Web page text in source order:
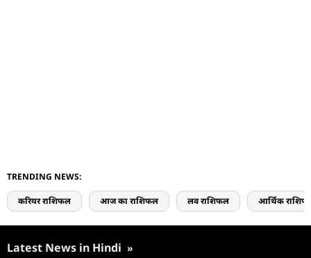
TRENDING NEWS:
करियर राशिफल आज का राशिफल लव राशिफल आर्थिक
Latest News in Hindi »